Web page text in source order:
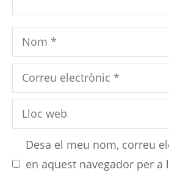
Nom
Correu
electrònic
Lloc
web
Desa el meu nom, correu
en aquest navegador per a